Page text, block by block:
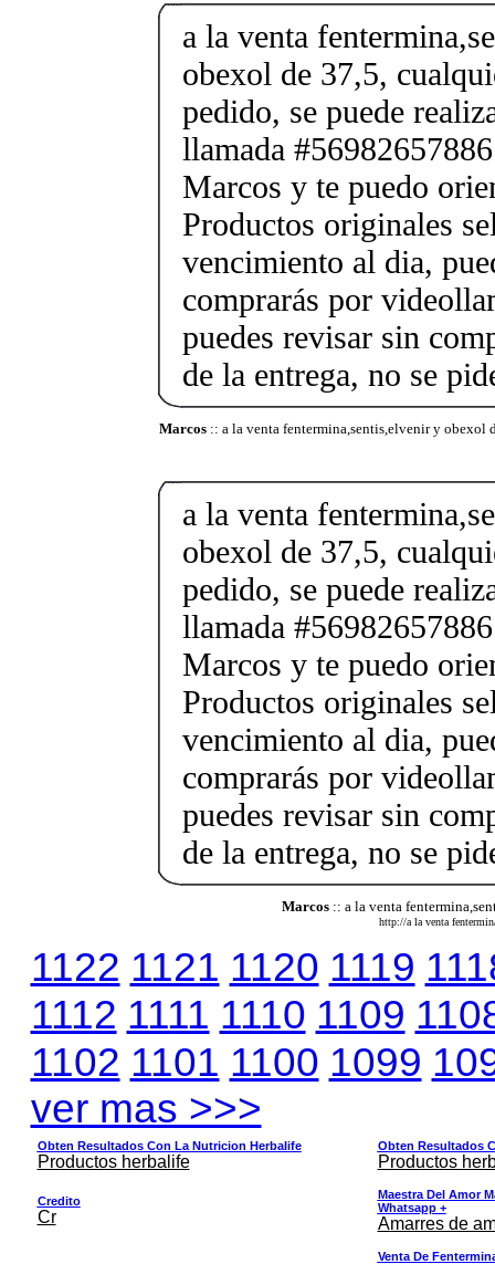
a la venta
obexol de 37,5,
pedido, se puede
llamada
Marcos y te puedo
Productos originales
vencimiento al dia,
comprarás por
puedes revisar sin
de la entrega, no se
Marcos:: a la venta fentermina,sentis,elvenir y obexol
a la venta
obexol de 37,5,
pedido, se puede
llamada
Marcos y te puedo
Productos originales
vencimiento al dia,
comprarás por
puedes revisar sin
de la entrega, no se
Marcos:: a la venta
http://a la venta
1122 1121 1120 1119
1112 1111 1110 1109
1102 1101 1100 1099
ver mas >>>
Obten Resultados Con La Nutricion Herbalife
Productos herbalife
Obten Resultados
Productos
Credito
Cr
Maestra Del Amor
Whatsapp +
Amarres de
Venta De